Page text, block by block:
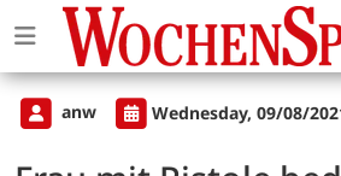
anw Wednesday, 09/08/